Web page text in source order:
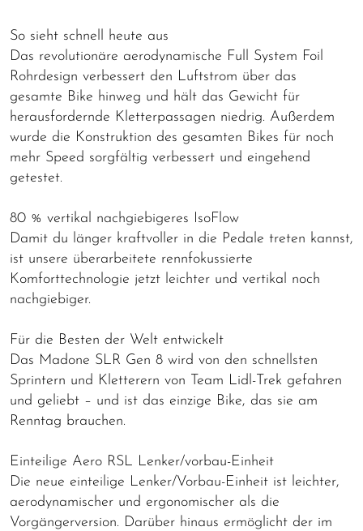
So sieht schnell heute aus
Das revolutionäre aerodynamische Full System Foil
Rohrdesign verbessert den Luftstrom über das
gesamte Bike hinweg und hält das Gewicht für
herausfordernde Kletterpassagen niedrig. Außerdem
wurde die Konstruktion des gesamten Bikes für noch
mehr Speed sorgfältig verbessert und eingehend
getestet.
80 % vertikal nachgiebigeres IsoFlow
Damit du länger kraftvoller in die Pedale treten kannst,
ist unsere überarbeitete rennfokussierte
Komforttechnologie jetzt leichter und vertikal noch
nachgiebiger.
Für die Besten der Welt entwickelt
Das Madone SLR Gen 8 wird von den schnellsten
Sprintern und Kletterern von Team Lidl-Trek gefahren
und geliebt – und ist das einzige Bike, das sie am
Renntag brauchen.
Einteilige Aero RSL Lenker/vorbau-Einheit
Die neue einteilige Lenker/Vorbau-Einheit ist leichter,
aerodynamischer und ergonomischer als die
Vorgängerversion. Darüber hinaus ermöglicht der im